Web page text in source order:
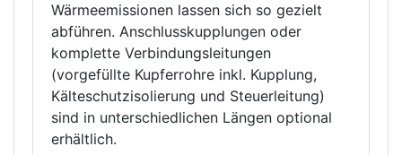
Wärmeemissionen lassen sich so gezielt
abführen. Anschlusskupplungen oder
komplette Verbindungsleitungen
(vorgefüllte Kupferrohre inkl. Kupplung,
Kälteschutzisolierung und Steuerleitung)
sind in unterschiedlichen Längen optional
erhältlich.